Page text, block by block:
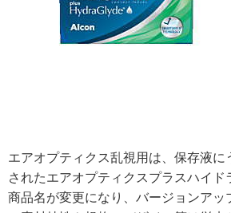
エアオプティクス乱視用は、保存液に
されたエアオプティクスプラスハイド
商品名が変更になり、バージョンアッ